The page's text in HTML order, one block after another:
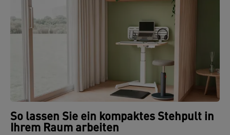
So lassen Sie ein kompaktes Stehpult in
Ihrem Raum arbeiten